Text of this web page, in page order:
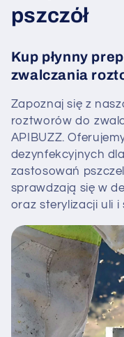
l
k
c
j
a
:
pszczół
Kup płynny
zwalczania
Zapoznaj się z
roztworów do
APIBUZZ.
dezynfekcyjnych
zastosowań
sprawdzają się w
oraz sterylizacji uli i